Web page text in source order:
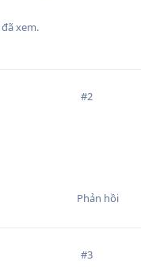
đã xem.
#2
Phản hồi
#3